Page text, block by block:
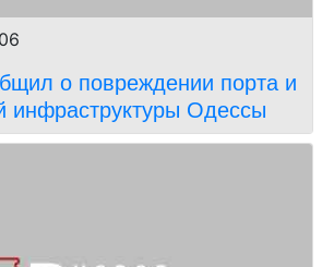
о повреждении порта и
инфраструктуры Одессы